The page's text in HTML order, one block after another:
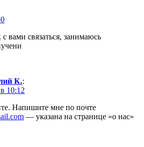
вами связаться, занимаюсь
К.:
10:12
Напишите мне по почте
— указана на странице «о нас»